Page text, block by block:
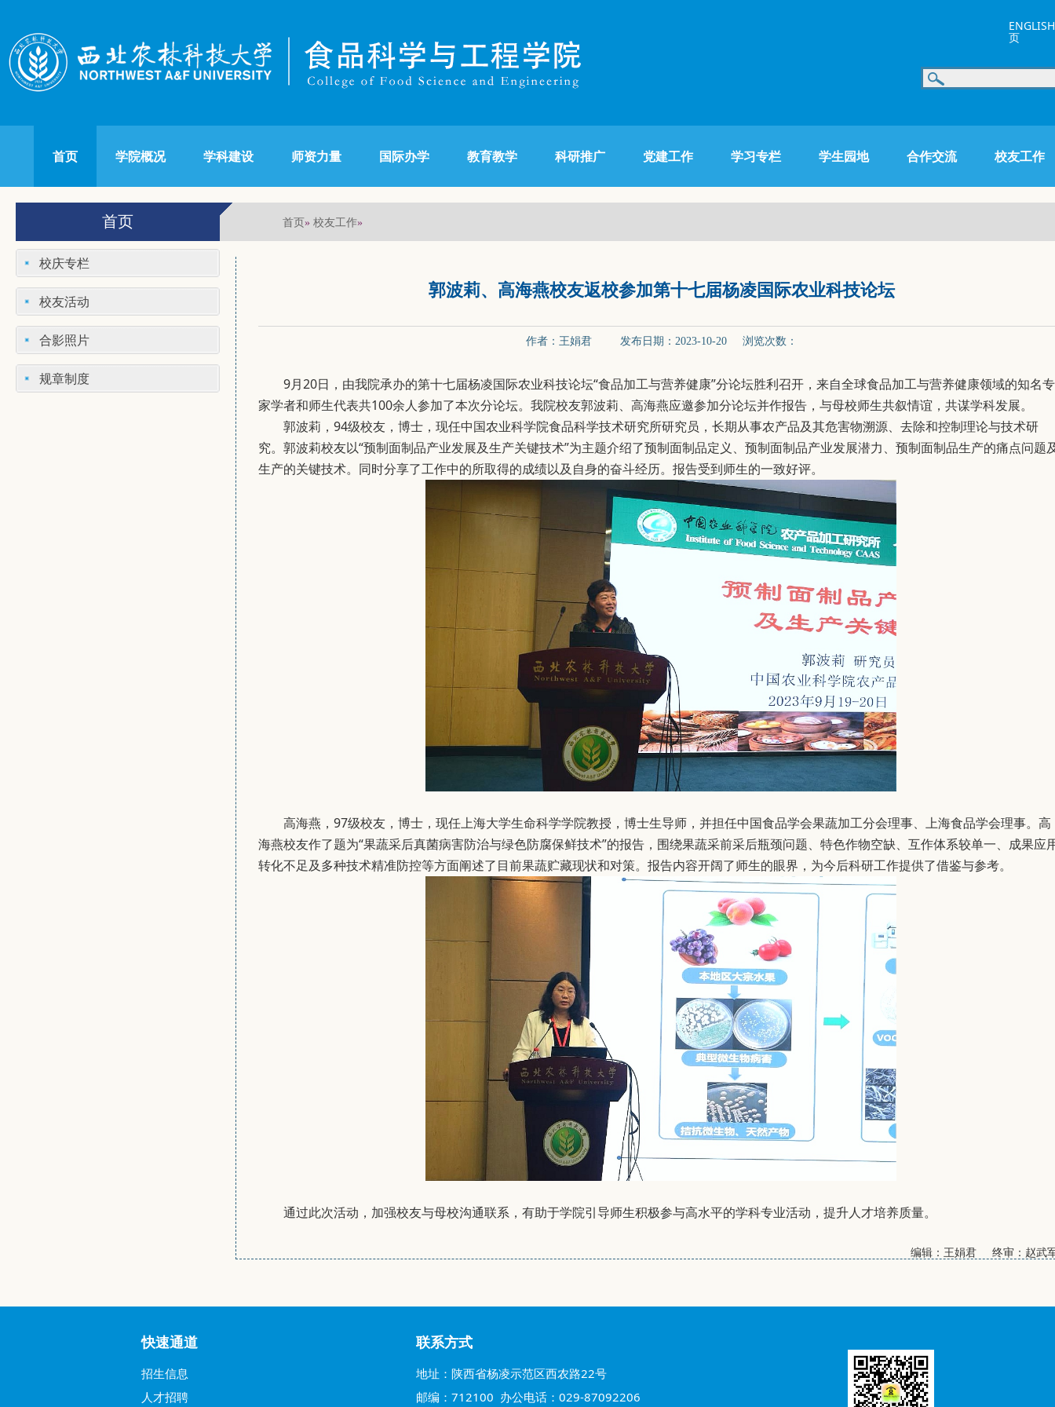
ENGLISH
页
首页 学院概况 学科建设 师资力量 国际办学 教育教学 科研推广 党建工作 学习专栏 学生园地 合作交流 校友工作
首页 首页» 校友工作»
校庆专栏
校友活动
合影照片
规章制度
郭波莉、高海燕校友返校参加第十七届杨凌国际农业科技论坛
作者：王娟君 发布日期：2023-10-20 浏览次数：
9月20日，由我院承办的第十七届杨凌国际农业科技论坛“食品加工与营养健康”分论坛胜利召开 ，来自全球食品加工与营养健康领域的知名专
家学者和师生代表共100余人参加了本次分论坛。 我院校友郭波莉、高海燕应邀参加分论坛并作报告，与母校师生共叙情谊，共谋学科发展。
郭波莉，94级校友，博士，现任中国农业科学院食品科学技术研究所研究员，长期从事农产品及其危害物溯源、去除和控制理论与技术研
究。郭波莉校友以“预制面制品产业发展及生产关键技术”为主题介绍了预制面制品定义、预制面制品产业发展潜力、预制面制品生产的痛点问题
生产的关键技术。同时分享了工作中的所取得的成绩以及自身的奋斗经历。报告受到师生的一致好评。
高海燕，97级校友，博士，现任上海大学生命科学学院教授，博士生导师，并担任中国食品学会果蔬加工分会理事、上海食品学会理事。高
海燕校友作了题为“果蔬采后真菌病害防治与绿色防腐保鲜技术”的报告，围绕果蔬采前采后瓶颈问题、特色作物空缺、互作体系较单一、成果应
转化不足及多种技术精准防控等方面阐述了目前果蔬贮藏现状和对策。报告内容开阔了师生的眼界，为今后科研工作提供了借鉴与参考。
通过此次活动，加强校友与母校沟通联系，有助于学院引导师生积极参与高水平的学科专业活动，提升人才培养质量。
编辑：王娟君 终审：赵武
快速通道
招生信息
人才招聘
联系方式
地址：陕西省杨凌示范区西农路22号
邮编：712100 办公电话：029-87092206